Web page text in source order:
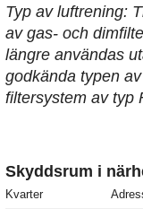
Typ av luftrening:
av gas- och
längre användas
godkända typen
filtersystem av typ
Skyddsrum i
Kvarter